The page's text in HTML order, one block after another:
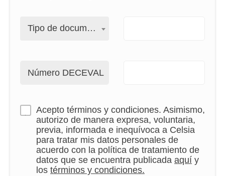
Tipo de documento
Número DECEVAL
Acepto términos y condiciones. Asimismo,
autorizo de manera expresa, voluntaria,
previa, informada e inequívoca a Celsia
para tratar mis datos personales de
acuerdo con la política de tratamiento de
datos que se encuentra publicada aquí y
los términos y condiciones.